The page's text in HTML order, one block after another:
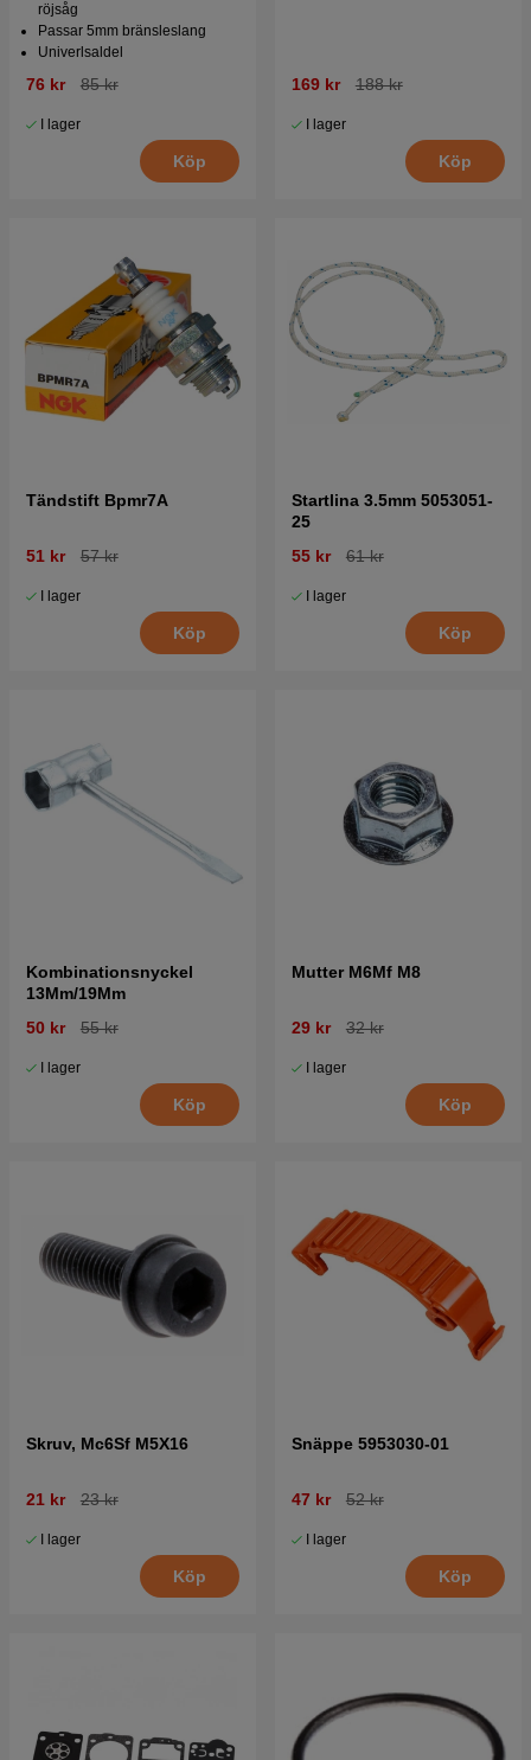
röjsåg
Passar 5mm bränsleslang
Univerlsaldel
76 kr 85 kr
I lager
Köp
169 kr 188 kr
I lager
Köp
Tändstift Bpmr7A
51 kr 57 kr
I lager
Köp
Startlina 3.5mm 5053051-
25
55 kr
61 kr
I lager
Köp
Kombinationsnyckel
13Mm/19Mm
50 kr
55 kr
I lager
Köp
Mutter M6Mf M8
29 kr 32 kr
I lager
Köp
Skruv, Mc6Sf M5X16
21 kr 23 kr
I lager
Köp
Snäppe 5953030-01
47 kr 52 kr
I lager
Köp